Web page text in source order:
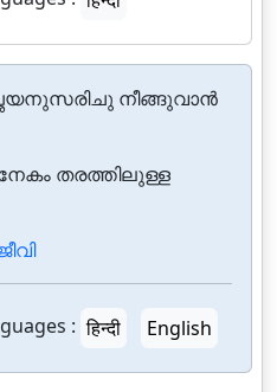
നീങ്ങുവാന്‍
തരത്തിലുള്ള
: हिन्दी English